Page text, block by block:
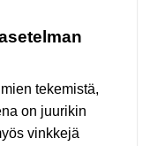
tekemistä,
on juurikin
vinkkejä